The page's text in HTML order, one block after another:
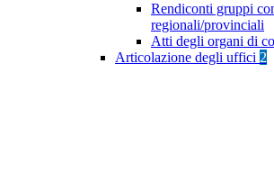
Rendiconti gruppi
regionali/provinciali
Atti degli organi di
Articolazione degli uffici 2